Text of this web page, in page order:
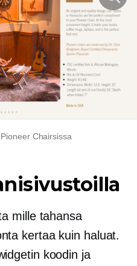
Chairsissa
mille tahansa
kertaa kuin haluat.
koodin ja